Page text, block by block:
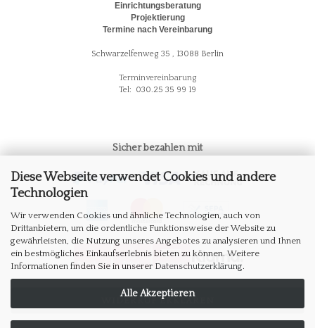
Diese Webseite verwendet Cookies und andere
Technologien
Wir verwenden Cookies und ähnliche Technologien, auch von
Drittanbietern, um die ordentliche Funktionsweise der Website zu
gewährleisten, die Nutzung unseres Angebotes zu analysieren und Ihnen
ein bestmögliches Einkaufserlebnis bieten zu können. Weitere
Informationen finden Sie in unserer Datenschutzerklärung
Alle Akzeptieren
Einrichtungsberatung
Projektierung
Termine nach Vereinbarung
Schwarzelfenweg 35 , 13088 Berlin
Terminvereinbarung
Tel: 030.25 35 99 19
Sicher bezahlen mit
WIDERRUF ERKLÄREN